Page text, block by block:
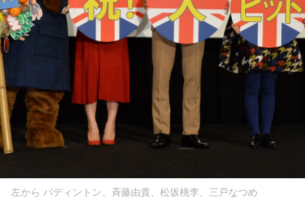
左から パディントン、斉藤由貴、松坂桃李、三戸なつめ